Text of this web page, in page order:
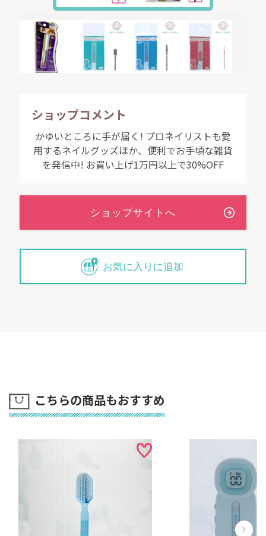
ショップコメント
かゆいところに手が届く! プロネイリストも愛
用するネイルグッズほか、便利でお手頃な雑貨
を発信中! お買い上げ1万円以上で30%OFF
お気に入りに追加
こちらの商品もおすすめ